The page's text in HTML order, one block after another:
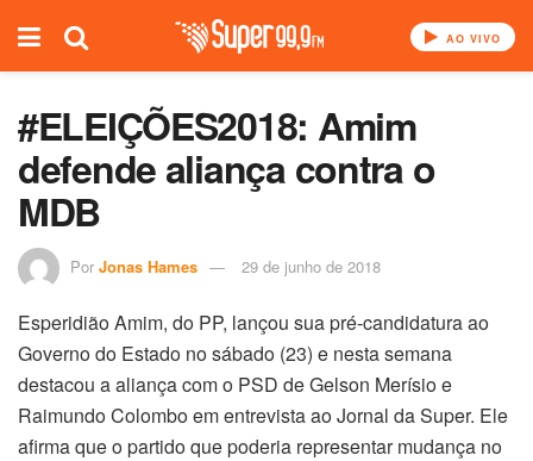
AO VIVO
#ELEIÇÕES2018: Amim
defende aliança contra o
MDB
Por Jonas Hames 29 de junho de 2018
Esperidião Amim, do PP, lançou sua pré-candidatura ao
Governo do Estado no sábado (23) e nesta semana
destacou a aliança com o PSD de Gelson Merísio e
Raimundo Colombo em entrevista ao Jornal da Super. Ele
afirma que o partido que poderia representar mudança no